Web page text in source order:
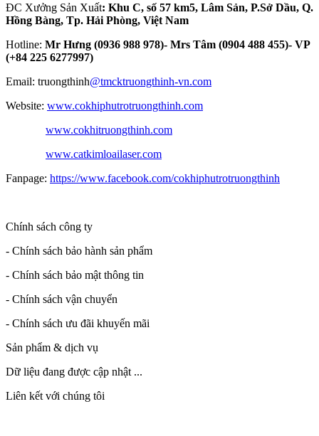
ĐC Xưởng Sản Xuất: Khu C, số 57 km5, Lâm Sản, P.Sở Dầu, Q.
Hồng Bàng, Tp. Hải Phòng, Việt Nam
Hotline: Mr Hưng (0936 988 978)- Mrs Tâm (0904 488 455)- VP
(+84 225 6277997)
Email: truongthinh@tmcktruongthinh-vn.com
Website: www.cokhiphutrotruongthinh.com
www.cokhitruongthinh.com
www.catkimloailaser.com
Fanpage: https://www.facebook.com/cokhiphutrotruongthinh
Chính sách công ty
- Chính sách bảo hành sản phẩm
- Chính sách bảo mật thông tin
- Chính sách vận chuyển
- Chính sách ưu đãi khuyến mãi
Sản phẩm & dịch vụ
Dữ liệu đang được cập nhật ...
Liên kết với chúng tôi